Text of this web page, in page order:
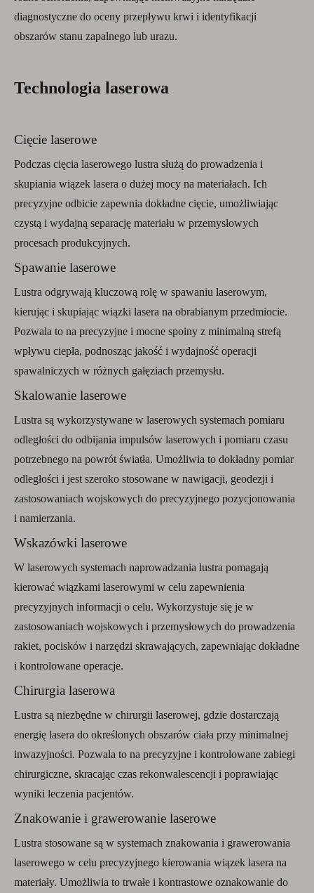
diagnostyczne do oceny przepływu krwi i identyfikacji
obszarów stanu zapalnego lub urazu.
Technologia laserowa
Cięcie laserowe
Podczas cięcia laserowego lustra służą do prowadzenia i
skupiania wiązek lasera o dużej mocy na materiałach. Ich
precyzyjne odbicie zapewnia dokładne cięcie, umożliwiając
czystą i wydajną separację materiału w przemysłowych
procesach produkcyjnych.
Spawanie laserowe
Lustra odgrywają kluczową rolę w spawaniu laserowym,
kierując i skupiając wiązki lasera na obrabianym przedmiocie.
Pozwala to na precyzyjne i mocne spoiny z minimalną strefą
wpływu ciepła, podnosząc jakość i wydajność operacji
spawalniczych w różnych gałęziach przemysłu.
Skalowanie laserowe
Lustra są wykorzystywane w laserowych systemach pomiaru
odległości do odbijania impulsów laserowych i pomiaru czasu
potrzebnego na powrót światła. Umożliwia to dokładny pomiar
odległości i jest szeroko stosowane w nawigacji, geodezji i
zastosowaniach wojskowych do precyzyjnego pozycjonowania
i namierzania.
Wskazówki laserowe
W laserowych systemach naprowadzania lustra pomagają
kierować wiązkami laserowymi w celu zapewnienia
precyzyjnych informacji o celu. Wykorzystuje się je w
zastosowaniach wojskowych i przemysłowych do prowadzenia
rakiet, pocisków i narzędzi skrawających, zapewniając dokładne
i kontrolowane operacje.
Chirurgia laserowa
Lustra są niezbędne w chirurgii laserowej, gdzie dostarczają
energię lasera do określonych obszarów ciała przy minimalnej
inwazyjności. Pozwala to na precyzyjne i kontrolowane zabiegi
chirurgiczne, skracając czas rekonwalescencji i poprawiając
wyniki leczenia pacjentów.
Znakowanie i grawerowanie laserowe
Lustra stosowane są w systemach znakowania i grawerowania
laserowego w celu precyzyjnego kierowania wiązek lasera na
materiały. Umożliwia to trwałe i kontrastowe oznakowanie do